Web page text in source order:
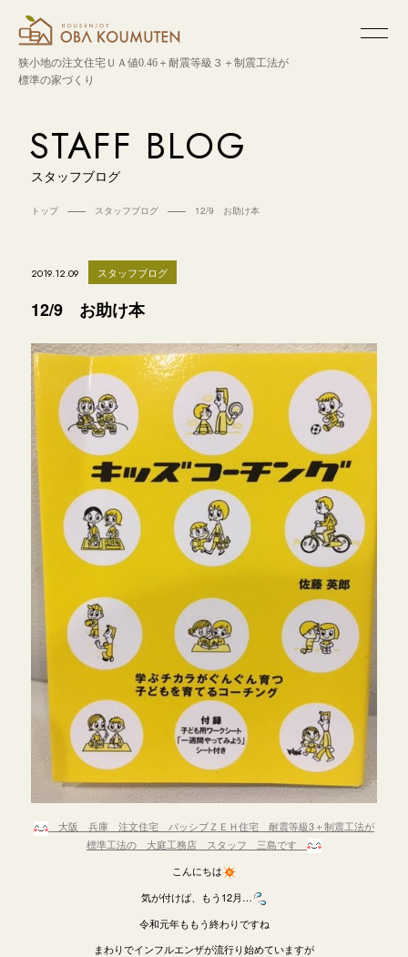
狭小地の注文住宅ＵＡ値0.46＋耐震等級３＋制震工法が
標準の家づくり
STAFF BLOG
スタッフブログ
トップ スタッフブログ 12/9 お助け本
2019.12.09 スタッフブログ
12/9 お助け本
大阪 兵庫 注文住宅 パッシブＺＥＨ住宅 耐震等級3＋制震工法が
標準工法の 大庭工務店 スタッフ 三島です
こんにちは
気が付けば、もう12月…
令和元年ももう終わりですね
まわりでインフルエンザが流行り始めていますが